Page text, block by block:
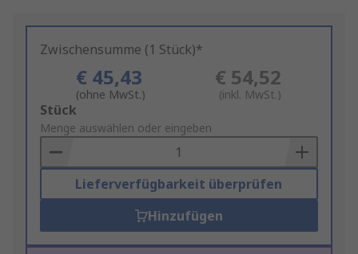
Zwischensumme (1 Stück)*
€ 45,43
(ohne MwSt.)
€ 54,52
(inkl. MwSt.)
Add
to
Basket
Stück
Menge auswählen oder eingeben
Lieferverfügbarkeit überprüfen
Hinzufügen